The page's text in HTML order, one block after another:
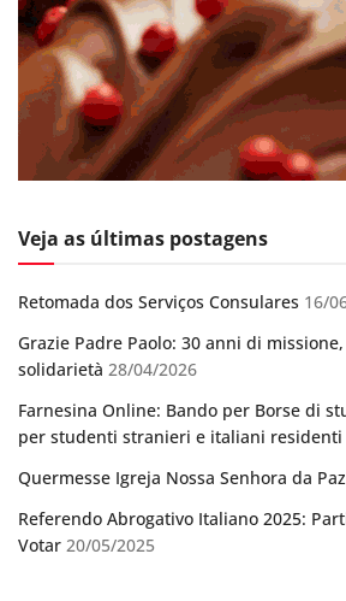
Veja as últimas postagens
Retomada dos Serviços Consulares 16/
Grazie Padre Paolo: 30 anni di
solidarietà 28/04/2026
Farnesina Online: Bando per Borse di
per studenti stranieri e italiani residenti
Quermesse Igreja Nossa Senhora da
Referendo Abrogativo Italiano 2025:
Votar 20/05/2025